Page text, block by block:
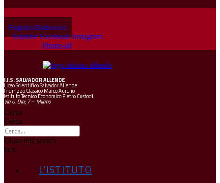
Registro Elettronico
Youtube Facebook Instagram
Phone-alt
I.I.S.SALVADOR ALLENDE
Liceo Scientifico Salvador Allende
Indirizzo Classico Marco Aurelio
Istituto Tecnico Economico Pietro Custodi
Via U. Dini, 7 – Milano
Cerca
Cerca
Close this search
box.
L’ISTITUTO